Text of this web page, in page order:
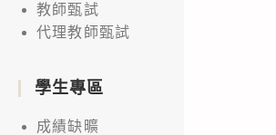
教師甄試
代理教師甄試
學生專區
成績缺曠